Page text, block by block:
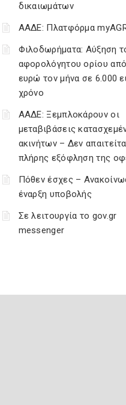
δικαιωμάτων
ΑΑΔΕ: Πλατφόρμα
Φιλοδωρήματα: Αύξηση
αφορολόγητου ορίου
ευρώ τον μήνα σε 6.000
χρόνο
ΑΑΔΕ: Ξεμπλοκάρουν οι
μεταβιβάσεις
ακινήτων – Δεν
πλήρης εξόφληση της
Πόθεν έσχες –
έναρξη υποβολής
Σε λειτουργία το gov.gr
messenger